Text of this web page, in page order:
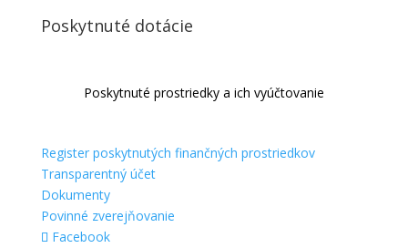
Poskytnuté dotácie
Poskytnuté prostriedky a ich vyúčtovanie
Register poskytnutých finančných prostriedkov
Transparentný účet
Dokumenty
Povinné zverejňovanie
Facebook